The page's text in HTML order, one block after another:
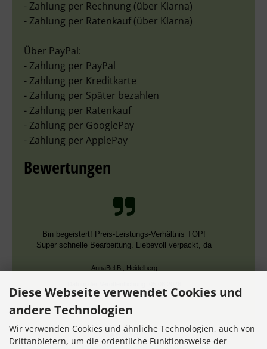
- Zahlung per Rechnung (über Klarna)
- Zahlung per Ratenkauf (über Klarna)
Über PayPal:
- Zahlung per PayPal
- Zahlung per Kreditkarte
- Zahlung per Später bezahlen
- Zahlung per Ratenkauf
- Zahlung per GooglePay
- Zahlung per ApplePay
Bewertungen
Bin begeistert! Preis-Leistungs-Verhältnis TOP!
Super schnelle Bearbeitung. Liebevoll verpackt, da
...
AnnaBel B., Heidelberg
Datum der Kauferfahrung: 16.07.2026
Diese Webseite verwendet Cookies und
andere Technologien
Wir verwenden Cookies und ähnliche Technologien, auch von
Drittanbietern, um die ordentliche Funktionsweise der